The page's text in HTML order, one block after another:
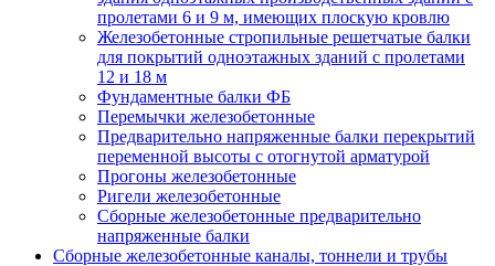
пролетами 6 и 9 м, имеющих плоскую кровлю
Железобетонные стропильные решетчатые балки
для покрытий одноэтажных зданий с пролетами
12 и 18 м
Фундаментные балки ФБ
Перемычки железобетонные
Предварительно напряженные балки перекрытий
переменной высоты с отогнутой арматурой
Прогоны железобетонные
Ригели железобетонные
Сборные железобетонные предварительно
напряженные балки
Сборные железобетонные каналы, тоннели и трубы